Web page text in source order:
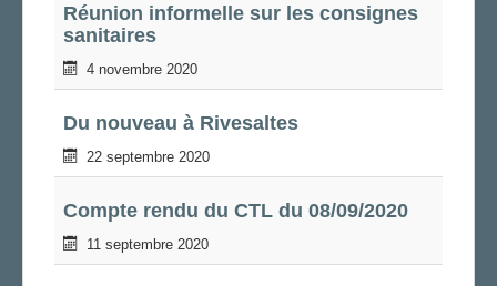
Réunion informelle sur les consignes
sanitaires
4 novembre 2020
Du nouveau à Rivesaltes
22 septembre 2020
Compte rendu du CTL du 08/09/2020
11 septembre 2020